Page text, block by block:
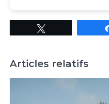
Articles relatifs